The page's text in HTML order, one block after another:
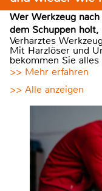
Wer Werkzeug
dem Schuppen
Verharztes
Mit Harzlöser und
bekommen Sie
>> Mehr erfahren
>> Alle anzeigen